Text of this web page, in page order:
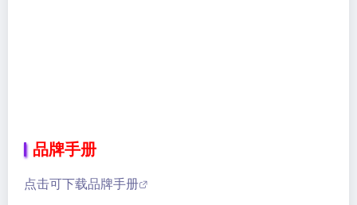
品牌手册
点击可下载品牌手册